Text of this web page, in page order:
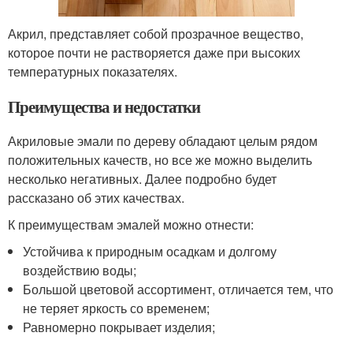
Акрил, представляет собой прозрачное вещество,
которое почти не растворяется даже при высоких
температурных показателях.
Преимущества и недостатки
Акриловые эмали по дереву обладают целым рядом
положительных качеств, но все же можно выделить
несколько негативных. Далее подробно будет
рассказано об этих качествах.
К преимуществам эмалей можно отнести:
Устойчива к природным осадкам и долгому
воздействию воды;
Большой цветовой ассортимент, отличается тем, что
не теряет яркость со временем;
Равномерно покрывает изделия;